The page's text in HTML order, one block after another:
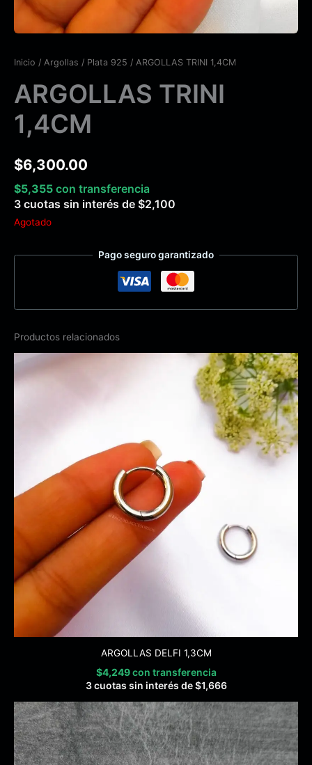
Inicio / Argollas / Plata 925 / ARGOLLAS TRINI 1,4CM
ARGOLLAS TRINI
1,4CM
$6,300.00
$5,355 con transferencia
3 cuotas sin interés de $2,100
Agotado
Pago seguro garantizado
Productos relacionados
ARGOLLAS DELFI 1,3CM
$4,249 con transferencia
3 cuotas sin interés de$1,666